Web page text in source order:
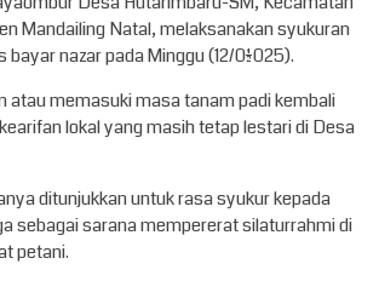
Mandailing Natal, melaksanakan syukuran
nazar pada Minggu (12/01/2025).
atau memasuki masa tanam padi kembali
lokal yang masih tetap lestari di Desa
ditunjukkan untuk rasa syukur kepada
sebagai sarana mempererat silaturrahmi di
petani.